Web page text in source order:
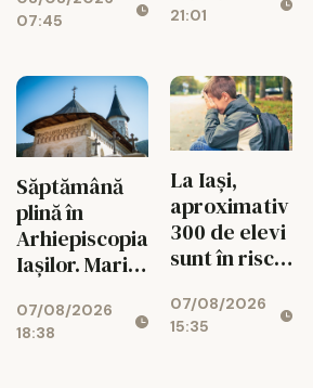
07:45
lei, cu 469
21:01
Săptămână
plină în
Arhiepiscopia
Iașilor. Marile
până pe 15
august
07/08/2026
18:38
La Iași,
aproximativ
300 de elevi
sunt în risc
07/08/2026
15:35